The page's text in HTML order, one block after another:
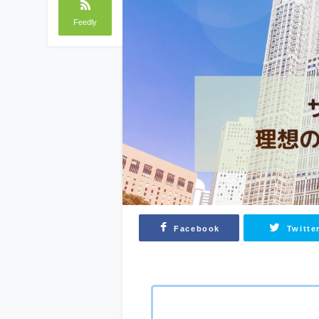
Feedly
Facebook